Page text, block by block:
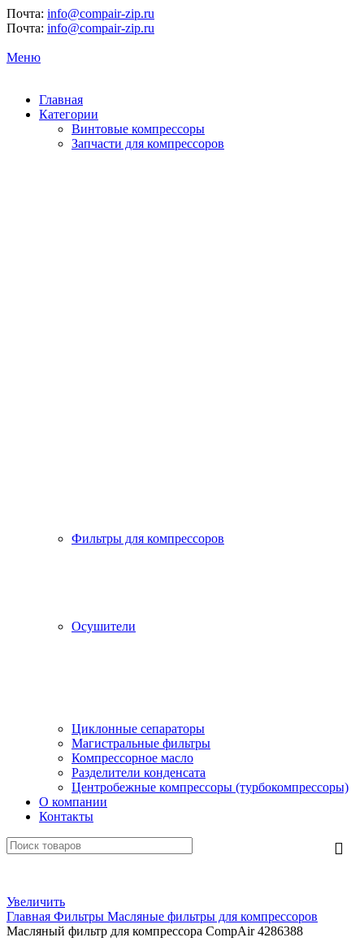
Почта: info@compair-zip.ru
Почта: info@compair-zip.ru
Меню
Главная
Категории
Винтовые компрессоры
Запчасти для компрессоров
Фильтры для компрессоров
Осушители
Циклонные сепараторы
Магистральные фильтры
Компрессорное масло
Разделители конденсата
Центробежные компрессоры (турбокомпрессоры)
О компании
Контакты
Увеличить
Главная Фильтры Масляные фильтры для компрессоров
Масляный фильтр для компрессора CompAir 4286388